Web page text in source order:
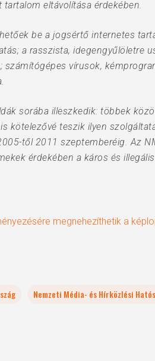
eltávolítása érdekében.
be a jogsértő internetes
a rasszista, idegengyűlöletre
vírusok,
sorába illeszkedik: többek
kötelezővé teszik ilyen
től 2011 szeptemberéig. Az
érdekében a káros és
megnehezíthetik a
Nemzeti Média- és Hírközlési